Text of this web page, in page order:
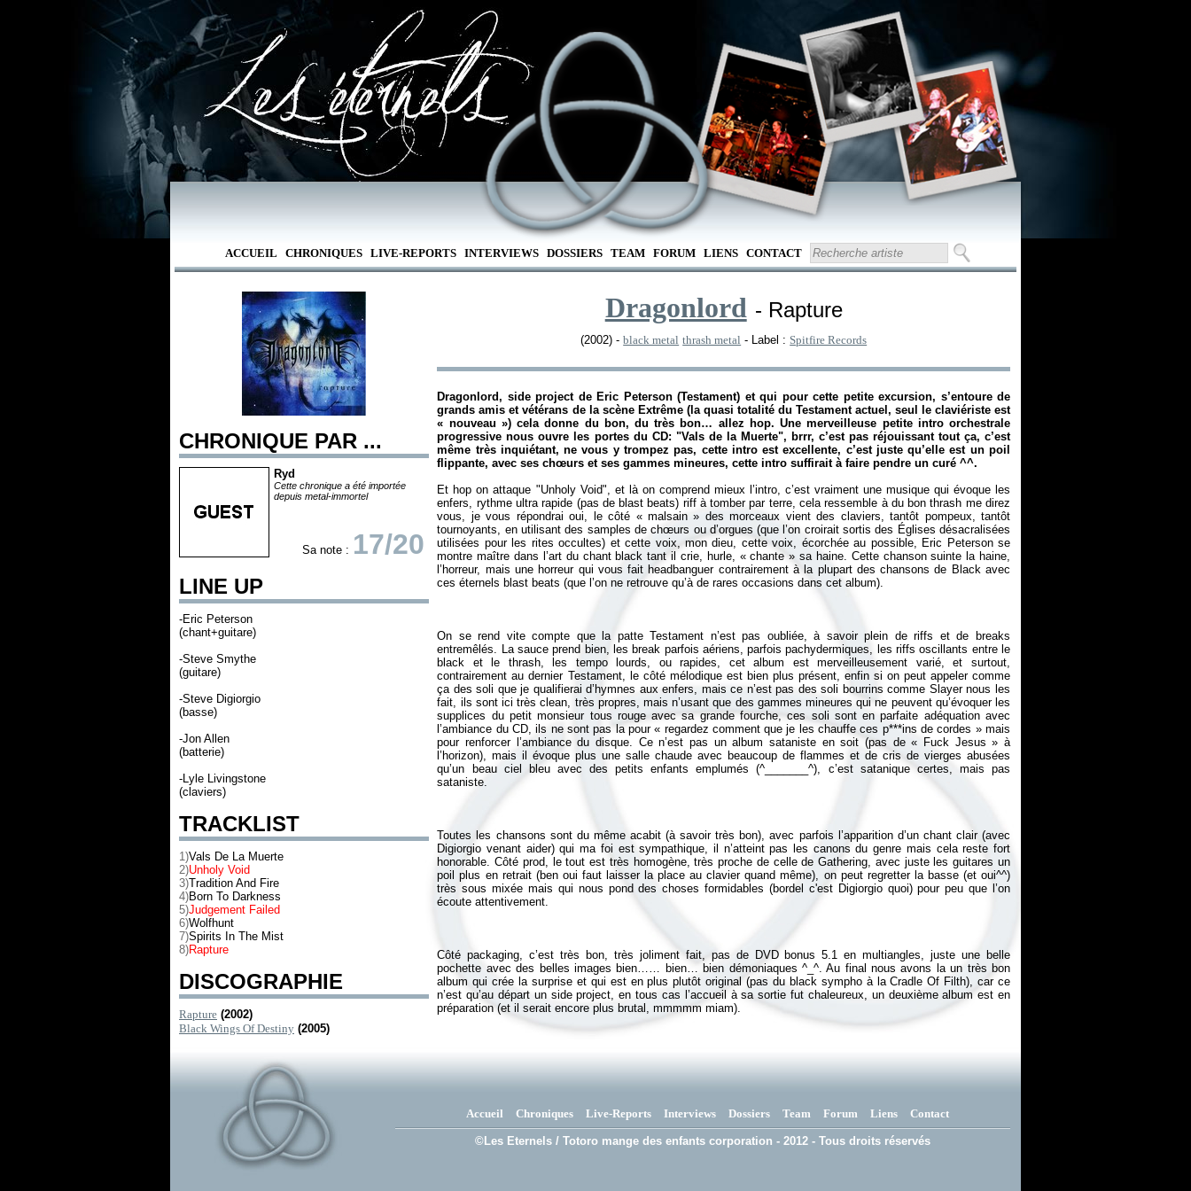
ACCUEIL CHRONIQUES LIVE-REPORTS INTERVIEWS DOSSIERS TEAM FORUM LIENS CONTACT
CHRONIQUE PAR ...
Ryd
Cette chronique a été importée
depuis metal-immortel
Sa note : 17/20
LINE UP
-Eric Peterson
(chant+guitare)
-Steve Smythe
(guitare)
-Steve Digiorgio
(basse)
-Jon Allen
(batterie)
-Lyle Livingstone
(claviers)
TRACKLIST
1)Vals De La Muerte
2)Unholy Void
3)Tradition And Fire
4)Born To Darkness
5)Judgement Failed
6)Wolfhunt
7)Spirits In The Mist
8)Rapture
DISCOGRAPHIE
Rapture (2002)
Black Wings Of Destiny (2005)
Dragonlord - Rapture
(2002) -black metal thrash metal - Label : Spitfire Records
Dragonlord, side project de Eric Peterson (Testament) et qui pour cette petite excursion, s’entoure de
grands amis et vétérans de la scène Extrême (la quasi totalité du Testament actuel, seul le claviériste est
« nouveau ») cela donne du bon, du très bon… allez hop. Une merveilleuse petite intro orchestrale
progressive nous ouvre les portes du CD: "Vals de la Muerte", brrr, c’est pas réjouissant tout ça, c’est
même très inquiétant, ne vous y trompez pas, cette intro est excellente, c’est juste qu’elle est un poil
flippante, avec ses chœurs et ses gammes mineures, cette intro suffirait à faire pendre un curé ^^.
Et hop on attaque "Unholy Void", et là on comprend mieux l’intro, c’est vraiment une musique qui évoque les
enfers, rythme ultra rapide (pas de blast beats) riff à tomber par terre, cela ressemble à du bon thrash me direz
vous, je vous répondrai oui, le côté « malsain » des morceaux vient des claviers, tantôt pompeux, tantôt
tournoyants, en utilisant des samples de chœurs ou d’orgues (que l’on croirait sortis des Églises désacralisées
utilisées pour les rites occultes) et cette voix, mon dieu, cette voix, écorchée au possible, Eric Peterson se
montre maître dans l’art du chant black tant il crie, hurle, « chante » sa haine. Cette chanson suinte la haine,
l’horreur, mais une horreur qui vous fait headbanguer contrairement à la plupart des chansons de Black avec
On se rend vite compte que la patte Testament n’est pas oubliée, à savoir plein de riffs et de breaks
entremêlés. La sauce prend bien, les break parfois aériens, parfois pachydermiques, les riffs oscillants entre le
black et le thrash, les tempo lourds, ou rapides, cet album est merveilleusement varié, et surtout,
contrairement au dernier Testament, le côté mélodique est bien plus présent, enfin si on peut appeler comme
ça des soli que je qualifierai d’hymnes aux enfers, mais ce n’est pas des soli bourrins comme Slayer nous les
fait, ils sont ici très clean, très propres, mais n’usant que des gammes mineures qui ne peuvent qu’évoquer les
supplices du petit monsieur tous rouge avec sa grande fourche, ces soli sont en parfaite adéquation avec
l’ambiance du CD, ils ne sont pas la pour « regardez comment que je les chauffe ces p***ins de cordes » mais
pour renforcer l’ambiance du disque. Ce n’est pas un album sataniste en soit (pas de « Fuck Jesus » à
l’horizon), mais il évoque plus une salle chaude avec beaucoup de flammes et de cris de vierges abusées
qu’un beau ciel bleu avec des petits enfants emplumés (^_______^), c’est satanique certes, mais pas
Toutes les chansons sont du même acabit (à savoir très bon), avec parfois l’apparition d’un chant clair (avec
Digiorgio venant aider) qui ma foi est sympathique, il n’atteint pas les canons du genre mais cela reste fort
honorable. Côté prod, le tout est très homogène, très proche de celle de Gathering, avec juste les guitares un
poil plus en retrait (ben oui faut laisser la place au clavier quand même), on peut regretter la basse (et oui^^)
très sous mixée mais qui nous pond des choses formidables (bordel c'est Digiorgio quoi) pour peu que l’on
Côté packaging, c’est très bon, très joliment fait, pas de DVD bonus 5.1 en multiangles, juste une belle
pochette avec des belles images bien…… bien… bien démoniaques ^_^. Au final nous avons la un très bon
album qui crée la surprise et qui est en plus plutôt original (pas du black sympho à la Cradle Of Filth), car ce
n’est qu’au départ un side project, en tous cas l’accueil à sa sortie fut chaleureux, un deuxième album est en
préparation (et il serait encore plus brutal, mmmmm miam).
Accueil Chroniques Live-Reports Interviews Dossiers Team Forum Liens Contact
©Les Eternels / Totoro mange des enfants corporation - 2012 - Tous droits réservés